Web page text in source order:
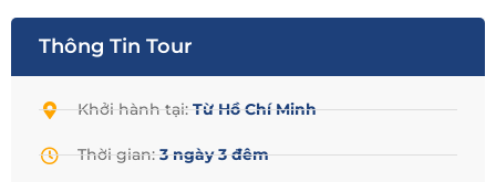
Thông Tin Tour
Khởi hành tại:Từ Hồ Chí Minh
Thời gian:3 ngày 3 đêm